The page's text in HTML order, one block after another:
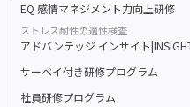
EQ 感情マネジメント力向上研修
ストレス耐性の適性検査
アドバンテッジ インサイト
サーベイ付き研修プログラム
社員研修プログラム